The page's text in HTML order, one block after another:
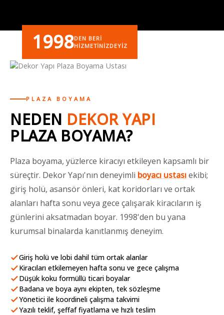
1998DEN BERI
HIZMETINIZDEYIZ
PLAZA BOYAMA
NEDEN DEKOR YAPI
PLAZA BOYAMA?
Plaza boyama, yüzlerce kiracıyı etkileyen kapsamlı bir
süreçtir. Dekor Yapı'nın deneyimli boyacı ustasıekibi;
giriş holü, asansör önleri, kat koridorları ve ortak
alanları hafta sonu veya gece çalışarak kiracıların iş
günlerini aksatmadan boyar. 1998'den bu yana
kurumsal binalarda kanıtlanmış deneyim.
Giriş holü ve lobi dahil tüm ortak alanlar
Kiracıları etkilemeyen hafta sonu ve gece çalışma
Düşük koku formüllü ticari boyalar
Badana ve boya aynı ekipten, tek sözleşme
Yönetici ile koordineli çalışma takvimi
Yazılı teklif, şeffaf fiyatlama ve hızlı teslim